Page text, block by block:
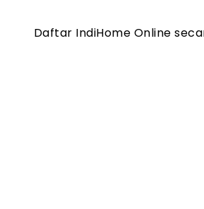
Daftar IndiHome Online